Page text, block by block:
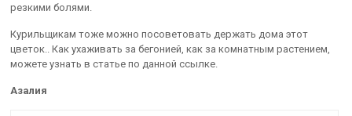
резкими болями.
Курильщикам тоже можно посоветовать держать дома этот
цветок.. Как ухаживать за бегонией, как за комнатным растением,
можете узнать в статье по данной ссылке.
Азалия